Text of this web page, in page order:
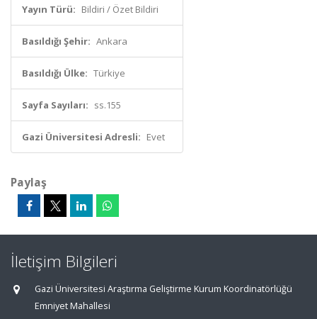
Yayın Türü: Bildiri / Özet Bildiri
Basıldığı Şehir: Ankara
Basıldığı Ülke: Türkiye
Sayfa Sayıları: ss.155
Gazi Üniversitesi Adresli: Evet
Paylaş
İletişim Bilgileri
Gazi Üniversitesi Araştırma Geliştirme Kurum Koordinatörlüğü
Emniyet Mahallesi